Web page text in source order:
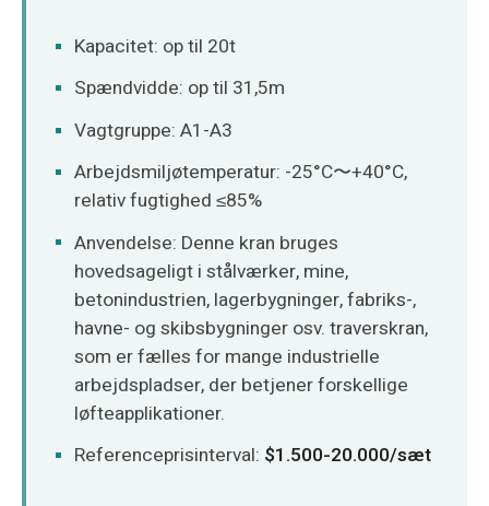
Kapacitet: op til 20t
Spændvidde: op til 31,5m
Vagtgruppe: A1-A3
Arbejdsmiljøtemperatur: -25°C〜+40°C,
relativ fugtighed ≤85%
Anvendelse: Denne kran bruges
hovedsageligt i stålværker, mine,
betonindustrien, lagerbygninger, fabriks-,
havne- og skibsbygninger osv. traverskran,
som er fælles for mange industrielle
arbejdspladser, der betjener forskellige
løfteapplikationer.
Referenceprisinterval: $1.500-20.000/sæt